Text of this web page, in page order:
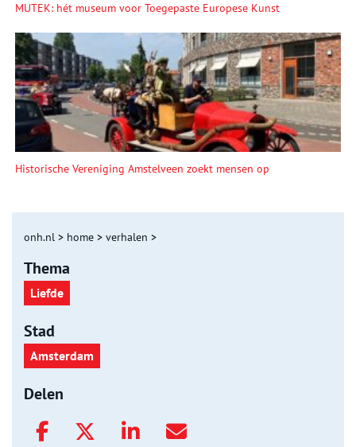
MUTEK: hét museum voor Toegepaste Europese Kunst
Historische Vereniging Amstelveen zoekt mensen op
onh.nl > home > verhalen >
Thema
Liefde
Stad
Amsterdam
Delen